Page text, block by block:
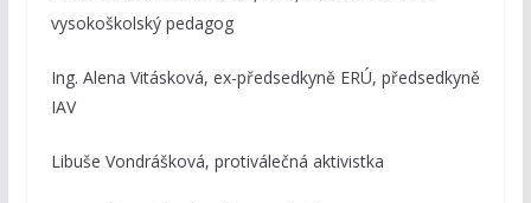
vysokoškolský pedagog
Ing. Alena Vitásková, ex-předsedkyně ERÚ, předsedkyně
IAV
Libuše Vondrášková, protiválečná aktivistka